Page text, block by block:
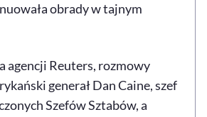
obrady w tajnym
agencji Reuters, rozmowy
generał Dan Caine, szef
Szefów Sztabów, a